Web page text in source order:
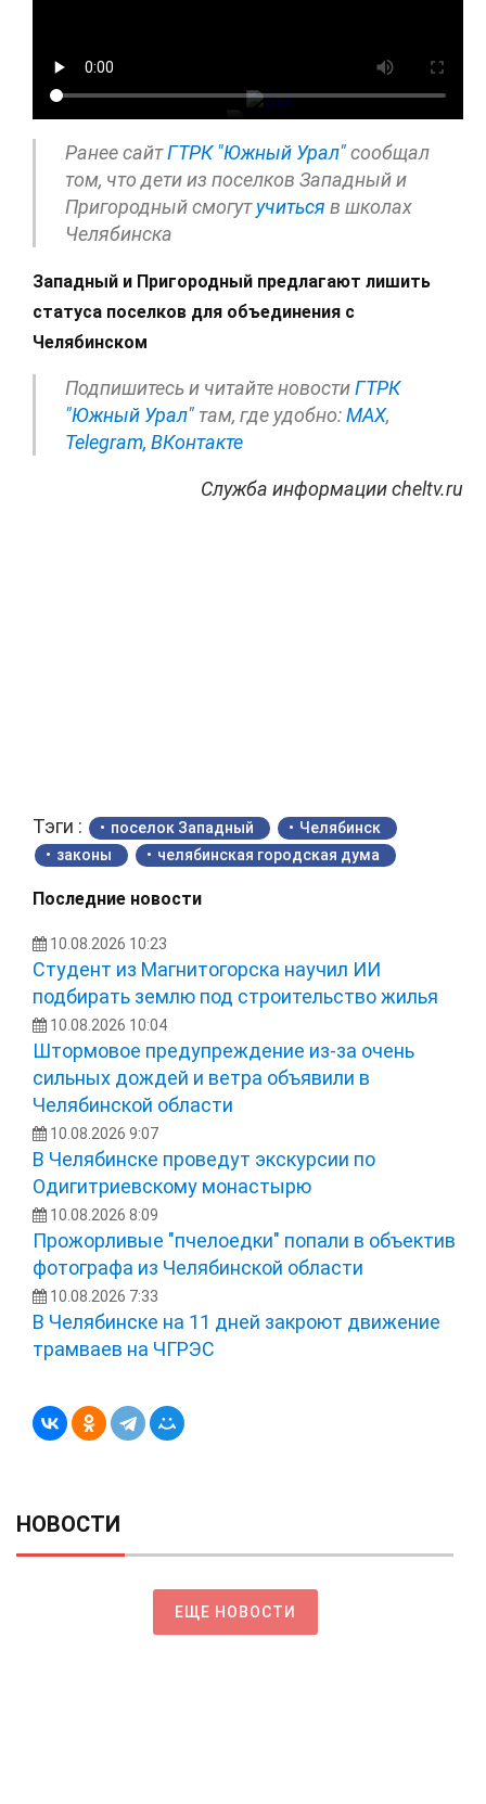
Ранее сайтГТРК "Южный Урал"сообщал
том, что дети из поселков Западный и
Пригородный смогутучиться в школах
Челябинска
Западный и Пригородный предлагают лишить
статуса поселков для объединения с
Челябинском
Подпишитесь и читайте новостиГТРК
"Южный Урал" там, где удобно:МАХ,
Telegram, ВКонтакте
Служба информации cheltv.ru
Тэги : поселок Западный
Челябинск
законы
челябинская городская дума
Последние новости
10.08.2026 10:23
Студент из Магнитогорска научил ИИ
подбирать землю под строительство жилья
10.08.2026 10:04
Штормовое предупреждение из-за очень
сильных дождей и ветра объявили в
Челябинской области
10.08.2026 9:07
В Челябинске проведут экскурсии по
Одигитриевскому монастырю
10.08.2026 8:09
Прожорливые "пчелоедки" попали в объектив
фотографа из Челябинской области
10.08.2026 7:33
В Челябинске на 11 дней закроют движение
трамваев на ЧГРЭС
НОВОСТИ
ЕЩЕ НОВОСТИ